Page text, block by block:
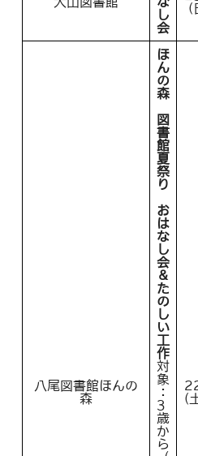
し
会
(
八尾図書館ほんの
森
ほ
ん
の
森
図
書
館
夏
祭
り
お
は
な
し
会
＆
た
の
し
い
工
作
対
象
：
3
歳
か
ら
(